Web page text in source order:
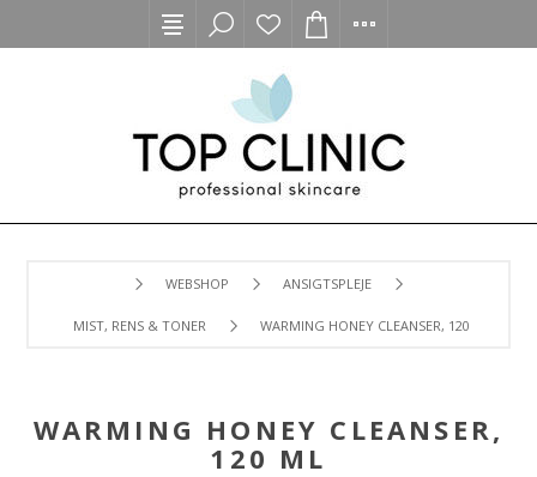
WEBSHOP ANSIGTSPLEJE
MIST, RENS & TONER WARMING HONEY CLEANSER, 120 ML
WARMING HONEY CLEANSER,
120 ML